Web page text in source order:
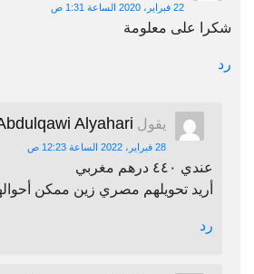
22 فبراير، 2020 الساعة 1:31 ص
شكرا على معلومة
رد
يقول Alyahari
28 فبراير، 2022 الساعة 12:23 ص
عندي ٤٤٠ درهم مغربي
أريد تحويلهم مصري زين ممكن
رد